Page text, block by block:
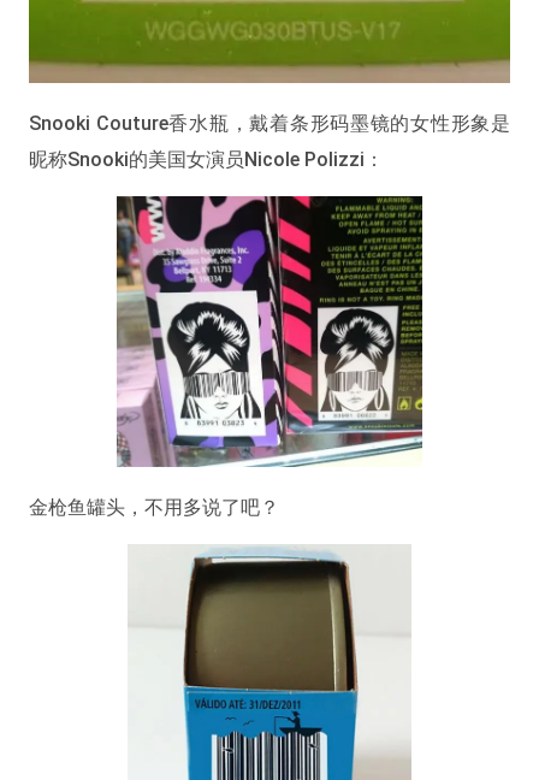
Snooki Couture香水瓶，戴着条形码墨镜的女性形象是
昵称Snooki的美国女演员Nicole Polizzi：
金枪鱼罐头，不用多说了吧？